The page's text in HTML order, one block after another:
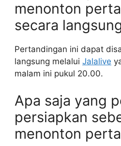
menonton
secara
Pertandingan ini dapat
langsung melalui Jalalive
malam ini pukul 20.00.
Apa saja yang
persiapkan
menonton